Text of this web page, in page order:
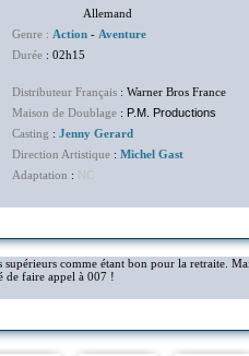
Allemand
Genre : Action - Aventure
Durée : 02h15
Distributeur Français : Warner Bros France
Maison de Doublage : P.M. Productions
Casting : Jenny Gerard
Direction Artistique : Michel Gast
Adaptation : NC
comme étant bon pour la retraite.
de faire appel à 007 !